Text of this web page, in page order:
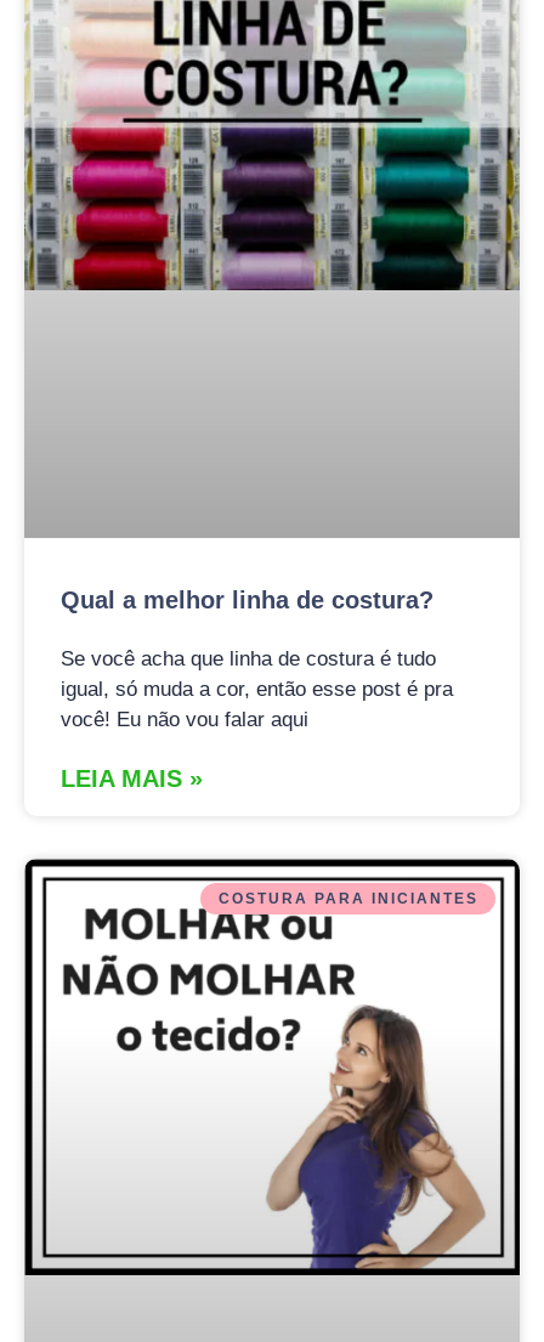
Qual a melhor linha de costura?
Se você acha que linha de costura é tudo
igual, só muda a cor, então esse post é pra
você! Eu não vou falar aqui
LEIA MAIS »
COSTURA PARA INICIANTES